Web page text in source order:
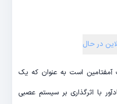
در حال
است به عنوان که یک
با اثرگذاری بر سیستم عصبی